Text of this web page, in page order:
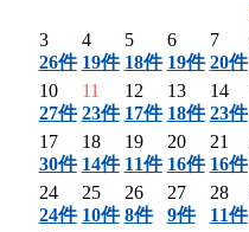
3
26件
4
19件
5
18件
6
19件
7
20件
10
27件
11
23件
12
17件
13
18件
14
23件
17
30件
18
14件
19
11件
20
16件
21
16件
24
24件
25
10件
26
8件
27
9件
28
11件